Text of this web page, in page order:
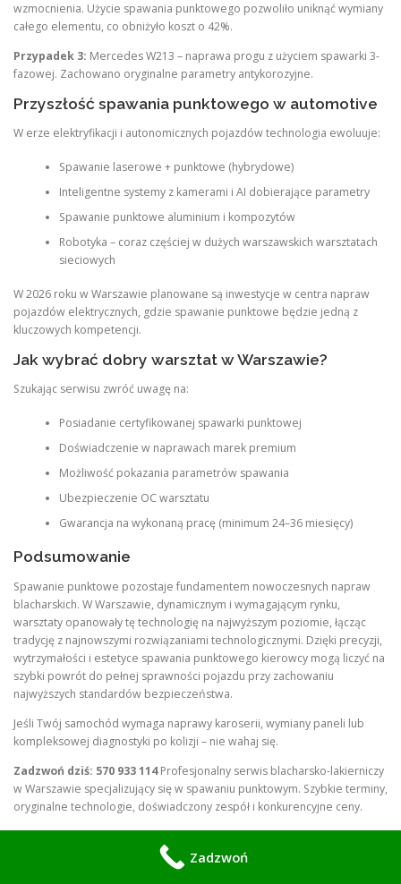
wzmocnienia. Użycie spawania punktowego pozwoliło uniknąć wymiany
całego elementu, co obniżyło koszt o 42%.
Przypadek 3: Mercedes W213 – naprawa progu z użyciem spawarki 3-
fazowej. Zachowano oryginalne parametry antykorozyjne.
Przyszłość spawania punktowego w automotive
W erze elektryfikacji i autonomicznych pojazdów technologia ewoluuje:
Spawanie laserowe + punktowe (hybrydowe)
Inteligentne systemy z kamerami i AI dobierające parametry
Spawanie punktowe aluminium i kompozytów
Robotyka – coraz częściej w dużych warszawskich warsztatach
sieciowych
W 2026 roku w Warszawie planowane są inwestycje w centra napraw
pojazdów elektrycznych, gdzie spawanie punktowe będzie jedną z
kluczowych kompetencji.
Jak wybrać dobry warsztat w Warszawie?
Szukając serwisu zwróć uwagę na:
Posiadanie certyfikowanej spawarki punktowej
Doświadczenie w naprawach marek premium
Możliwość pokazania parametrów spawania
Ubezpieczenie OC warsztatu
Gwarancja na wykonaną pracę (minimum 24–36 miesięcy)
Podsumowanie
Spawanie punktowe pozostaje fundamentem nowoczesnych napraw
blacharskich. W Warszawie, dynamicznym i wymagającym rynku,
warsztaty opanowały tę technologię na najwyższym poziomie, łącząc
tradycję z najnowszymi rozwiązaniami technologicznymi. Dzięki precyzji,
wytrzymałości i estetyce spawania punktowego kierowcy mogą liczyć na
szybki powrót do pełnej sprawności pojazdu przy zachowaniu
najwyższych standardów bezpieczeństwa.
Jeśli Twój samochód wymaga naprawy karoserii, wymiany paneli lub
kompleksowej diagnostyki po kolizji – nie wahaj się.
Zadzwoń dziś: 570 933 114Profesjonalny serwis blacharsko-lakierniczy
w Warszawie specjalizujący się w spawaniu punktowym. Szybkie terminy,
oryginalne technologie, doświadczony zespół i konkurencyjne ceny.
elektryka – pomożemy przywrócić mu fabryczną wytrzymałość i wygląd.
Zadzwoń